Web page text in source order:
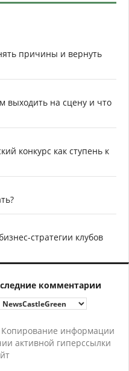
причины и вернуть
выходить на сцену и что
конкурс как ступень к
стратегии клубов
комментарии
информации
активной гиперссылки